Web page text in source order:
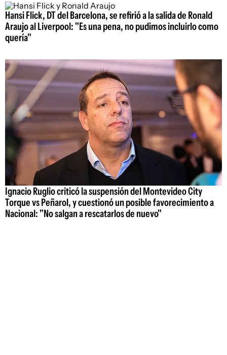
Hansi Flick, DT del Barcelona, se refirió a la salida de Ronald
Araujo al Liverpool: "Es una pena, no pudimos incluirlo como
quería"
Ignacio Ruglio criticó la suspensión del Montevideo City
Torque vs Peñarol, y cuestionó un posible favorecimiento a
Nacional: "No salgan a rescatarlos de nuevo"